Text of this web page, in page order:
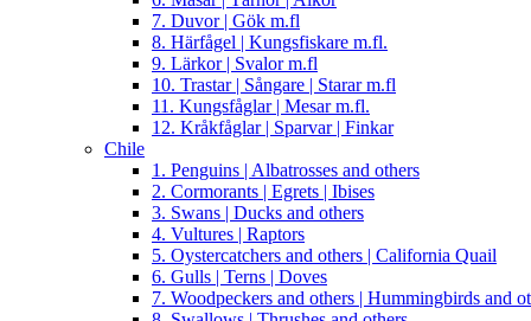
7. Duvor | Gök m.fl
8. Härfågel | Kungsfiskare m.fl.
9. Lärkor | Svalor m.fl
10. Trastar | Sångare | Starar m.fl
11. Kungsfåglar | Mesar m.fl.
12. Kråkfåglar | Sparvar | Finkar
Chile
1. Penguins | Albatrosses and others
2. Cormorants | Egrets | Ibises
3. Swans | Ducks and others
4. Vultures | Raptors
5. Oystercatchers and others | California Quail
6. Gulls | Terns | Doves
7. Woodpeckers and others | Hummingbirds and